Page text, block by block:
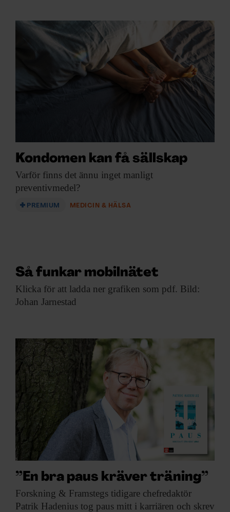
Kondomen kan få sällskap
Varför finns det ännu inget manligt
preventivmedel?
PREMIUM MEDICIN & HÄLSA
Så funkar mobilnätet
Klicka för att ladda ner grafiken som pdf. Bild:
Johan Jarnestad
”En bra paus kräver träning”
Forskning & Framstegs tidigare chefredaktör
Patrik Hadenius tog paus mitt i karriären och skrev